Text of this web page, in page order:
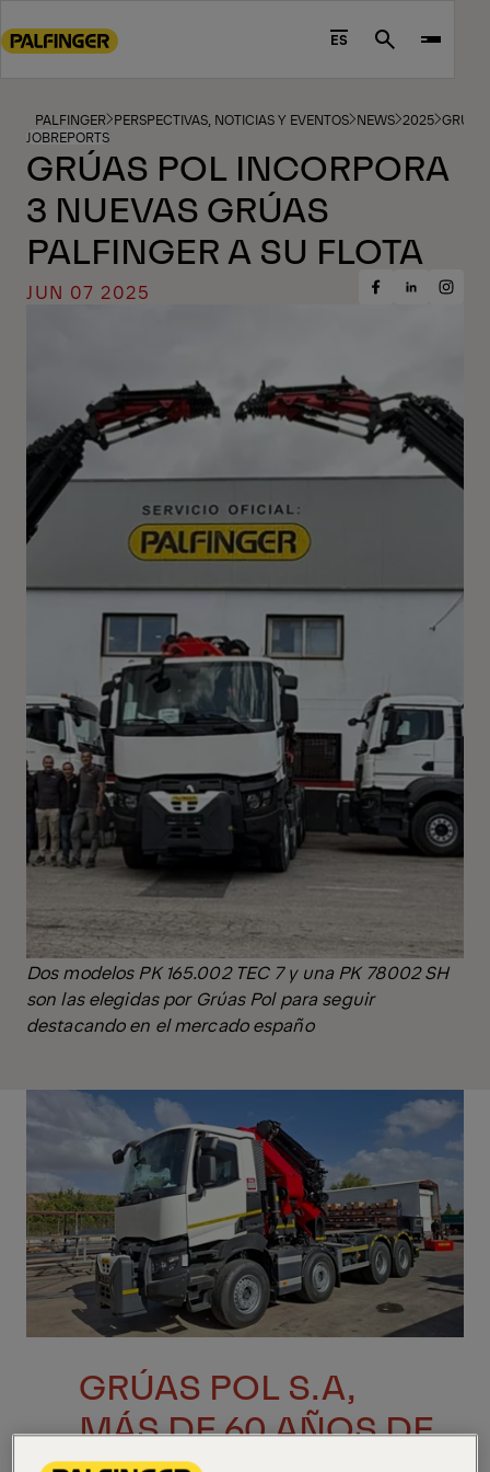
to
footer
content
ES Search
PALFINGER PERSPECTIVAS, NOTICIAS Y EVENTOS NEWS 2025
JOBREPORTS
GRÚAS POL INCORPORA
3 NUEVAS GRÚAS
PALFINGER A SU FLOTA
JUN 07 2025
ShareShareShare
Dos modelos PK 165.002 TEC 7 y una PK 78002 SH
son las elegidas por Grúas Pol para seguir
destacando en el mercado españo
GRÚAS POL S.A,
MÁS DE 60 AÑOS DE